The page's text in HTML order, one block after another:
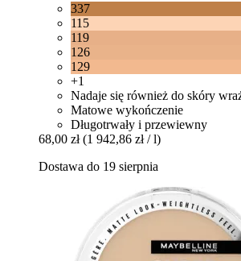
337
115
119
126
129
+1
Nadaje się również do skóry
Matowe wykończenie
Długotrwały i przewiewny
68,00 zł (1 942,86 zł / l)
Dostawa do 19 sierpnia